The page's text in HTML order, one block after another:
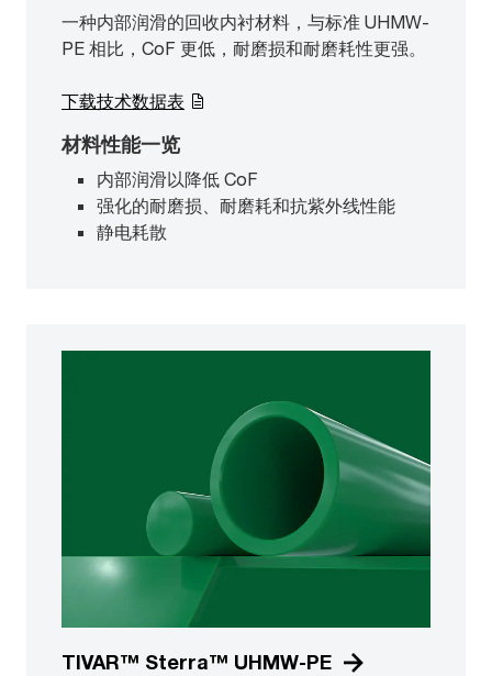
一种内部润滑的回收内衬材料，与标准 UHMW-
PE 相比，CoF 更低，耐磨损和耐磨耗性更强。
材料性能一览
内部润滑以降低 CoF
强化的耐磨损、耐磨耗和抗紫外线性能
静电耗散
下载技术数据表
TIVAR™ Sterra™ UHMW-PE